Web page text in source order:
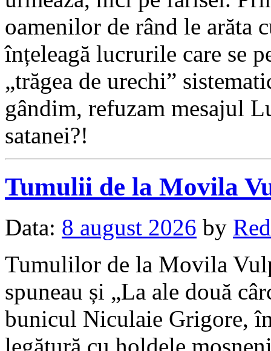
oamenilor de rând le arăta
înțeleagă lucrurile care se
„trăgea de urechi”
gândim, refuzam mesajul
satanei?!
Tumulii de la Movila
Data: 8 august 2026 by
Tumulilor de la Movila
spuneau și „La ale două
bunicul Niculaie Grigore,